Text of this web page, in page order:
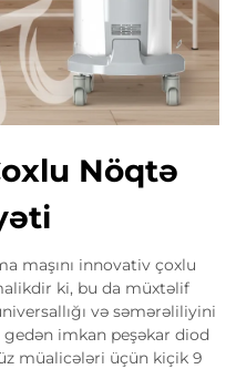
Nöqtə
maşını innovativ çoxlu
ki, bu da müxtəlif
və səmərəliliyini
gedən imkan peşəkar diod
müalicələri üçün kiçik 9